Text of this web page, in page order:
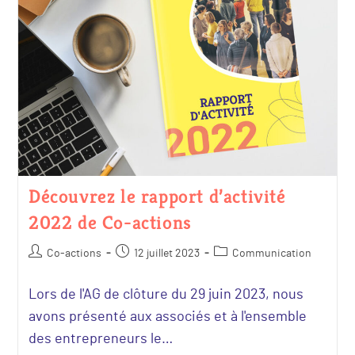
Découvrez le rapport d’activité
2022 de Co-actions
Co-actions 12 juillet 2023 Communication
Lors de l'AG de clôture du 29 juin 2023, nous
avons présenté aux associés et à l'ensemble
des entrepreneurs le…